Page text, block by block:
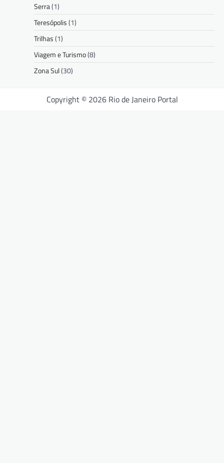
Serra(1)
Teresópolis(1)
Trilhas(1)
Viagem e Turismo(8)
Zona Sul(30)
Copyright © 2026 Rio de Janeiro Portal